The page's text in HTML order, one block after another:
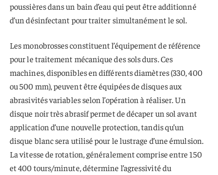
poussières dans un bain d’eau qui peut être additionné
d’un désinfectant pour traiter simultanément le sol.
Les monobrosses constituent l’équipement de référence
pour le traitement mécanique des sols durs. Ces
machines, disponibles en différents diamètres (330, 400
ou 500 mm), peuvent être équipées de disques aux
abrasivités variables selon l’opération à réaliser. Un
disque noir très abrasif permet de décaper un sol avant
application d’une nouvelle protection, tandis qu’un
disque blanc sera utilisé pour le lustrage d’une émulsion.
La vitesse de rotation, généralement comprise entre 150
et 400 tours/minute, détermine l’agressivité du